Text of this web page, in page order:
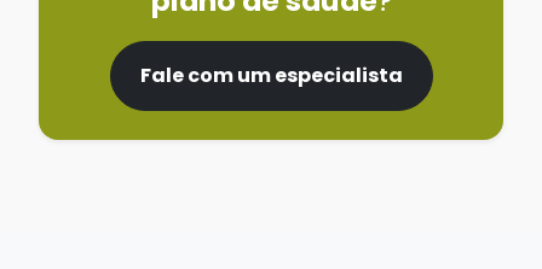
Fale com um especialista